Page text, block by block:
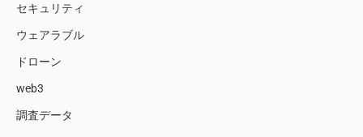
セキュリティ
ウェアラブル
ドローン
web3
調査データ